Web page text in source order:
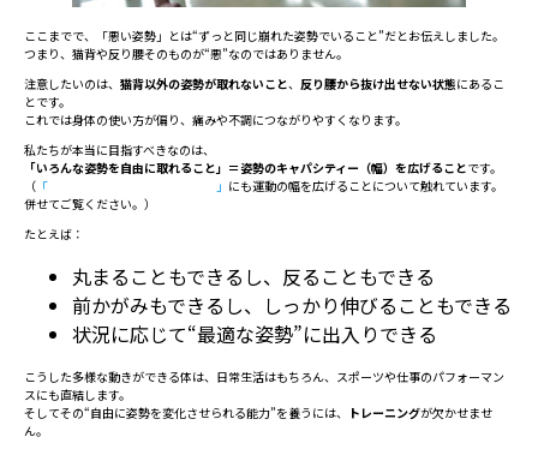
ここまでで、「悪い姿勢」とは“ずっと同じ崩れた姿勢でいること”だとお伝えしました。
つまり、猫背や反り腰そのものが“悪”なのではありません。
注意したいのは、 猫背以外の姿勢が取れないこと、 反り腰から抜け出せない状態にあるこ
とです。
これでは身体の使い方が偏り、痛みや不調につながりやすくなります。
私たちが本当に目指すべきなのは、
「いろんな姿勢を自由に取れること」＝姿勢のキャパシティー（幅）を広げることです。
（ 「 」 にも運動の幅を広げることについて触れています。
併せてご覧ください。）
たとえば：
丸まることもできるし、反ることもできる
前かがみもできるし、しっかり伸びることもできる
状況に応じて“最適な姿勢”に出入りできる
こうした多様な動きができる体は、日常生活はもちろん、スポーツや仕事のパフォーマン
スにも直結します。
そしてその“自由に姿勢を変化させられる能力”を養うには、
トレーニングが欠かせませ
ん。